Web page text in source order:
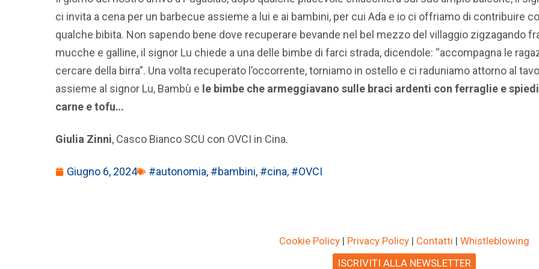
ci invita a cena per un barbecue assieme a lui e ai bambini, per cui Ada e io ci offriamo di contribuire
qualche bibita. Non sapendo bene dove recuperare bevande nel bel mezzo del villaggio zigzagando
mucche e galline, il signor Lu chiede a una delle bimbe di farci strada, dicendole: “accompagna le
cercare della birra”. Una volta recuperato l’occorrente, torniamo in ostello e ci raduniamo attorno al
assieme al signor Lu, Bambù e le bimbe che armeggiavano sulle braci ardenti con ferraglie e
carne e tofu…
Giulia Zinni, Casco Bianco SCU con OVCI in Cina.
Giugno 6, 2024 #autonomia, #bambini, #cina, #OVCI
Cookie Policy | Privacy Policy | Contatti | Whistleblowing
ISCRIVITI ALLA NEWSLETTER